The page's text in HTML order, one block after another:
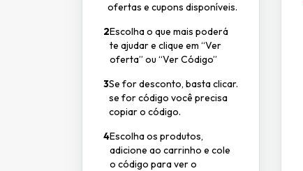
ofertas e cupons disponíveis.
2Escolha o que mais poderá
te ajudar e clique em “Ver
oferta” ou “Ver Código”
3Se for desconto, basta clicar.
se for código você precisa
copiar o código.
4Escolha os produtos,
adicione ao carrinho e cole
o código para ver o